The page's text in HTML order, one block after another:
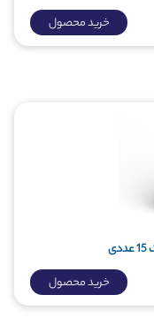
خرید محصول
خرید محصول